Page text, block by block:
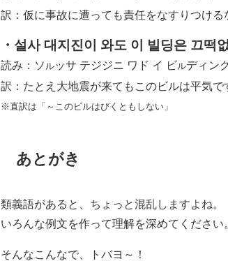
訳：仮に事故に遭っても責任をなすりつける
・설사 대지진이 와도 이 빌딩은 끄떡
読み：ソ ルッサ テジジニ ワド イ ビルディン
訳：たとえ大地震が来てもこのビルは平気で
※直訳は「～このビルはびくともしない」
あとがき
類義語があると、ちょっと混乱しますよね。
いろんな例文を作って理解を深めてください
そんなこんなで、トバヨ～！